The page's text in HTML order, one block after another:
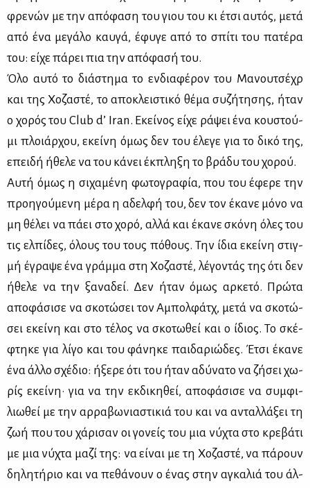
φρε­νών με την από­φα­ση του γιου του κι έτσι αυ­τός, με­τά
από ένα με­γά­λο καυ­γά, έφυ­γε από το σπί­τι του πα­τέ­ρα
του: εί­χε πά­ρει πια την από­φα­σή του.
Όλο αυ­τό το διά­στη­μα το εν­δια­φέ­ρον του Μα­νου­τσέ­χρ
και της Χο­ζα­στέ, το απο­κλει­στι­κό θέ­μα συ­ζή­τη­σης, ήταν
ο χο­ρός του Club d’ Iran. Εκεί­νος εί­χε ρά­ψει ένα κου­στού­
μι πλοιάρ­χου, εκεί­νη όμως δεν του έλε­γε για το δι­κό της,
επει­δή ήθε­λε να του κά­νει έκ­πλη­ξη το βρά­δυ του χο­ρού.
Αυ­τή όμως η σι­χα­μέ­νη φω­το­γρα­φία, που του έφε­ρε την
προη­γού­με­νη μέ­ρα η αδελ­φή του, δεν τον έκα­νε μό­νο να
μη θέ­λει να πά­ει στο χο­ρό, αλ­λά και έκα­νε σκό­νη όλες του
τις ελ­πί­δες, όλους του τους πό­θους. Την ίδια εκεί­νη στιγ­
μή έγρα­ψε ένα γράμ­μα στη Χο­ζα­στέ, λέ­γο­ντάς της ότι δεν
ήθε­λε να την ξα­να­δεί. Δεν ήταν όμως αρ­κε­τό. Πρώ­τα
απο­φά­σι­σε να σκο­τώ­σει τον Αμπολ­φάτχ, με­τά να σκο­τώ­
σει εκεί­νη και στο τέ­λος να σκο­τω­θεί και ο ίδιος. Το σκέ­
φτη­κε για λί­γο και του φά­νη­κε παι­δα­ριώ­δες. Έτσι έκα­νε
ένα άλ­λο σχέ­διο: ήξε­ρε ότι του ήταν αδύ­να­το να ζή­σει χω­
ρίς εκεί­νη· για να την εκ­δι­κη­θεί, απο­φά­σι­σε να συμ­φι­
λιω­θεί με την αρ­ρα­βω­νια­στι­κιά του και να ανταλ­λά­ξει τη
ζωή που του χά­ρι­σαν οι γο­νείς του μια νύ­χτα στο κρε­βά­τι
με μια νύ­χτα μα­ζί της: να εί­ναι με τη Χο­ζα­στέ, να πά­ρουν
δη­λη­τή­ριο και να πε­θά­νουν ο ένας στην αγκα­λιά του άλ­